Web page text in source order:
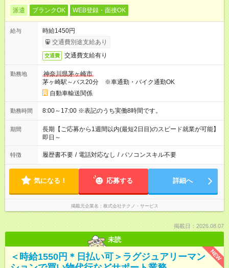
派遣 ブランクOK WEB登録・面接OK
給与
時給1450円
交通費別途支給あり
交通費 交通費支給有り
勤務地
神奈川県茅ヶ崎市
茅ヶ崎駅～バス20分 ※車通勤・バイク通勤OK
自動車輸送関係
勤務時間 8:00～17:00 ※表記のうち実働8時間です。
期間
長期【ご応募から1週間以内(最短2日目)のスピード就業が可能】
即日～
特徴 履歴書不要 / 電話対応なし / パソコンスキル不要
気になる！ 応募する 詳細へ
掲載元企業名 株式会社テクノ・サービス
掲載日：2026.08.07
未読
NEW
＜時給1550円＊日払い可＞ラグジュアリーマン